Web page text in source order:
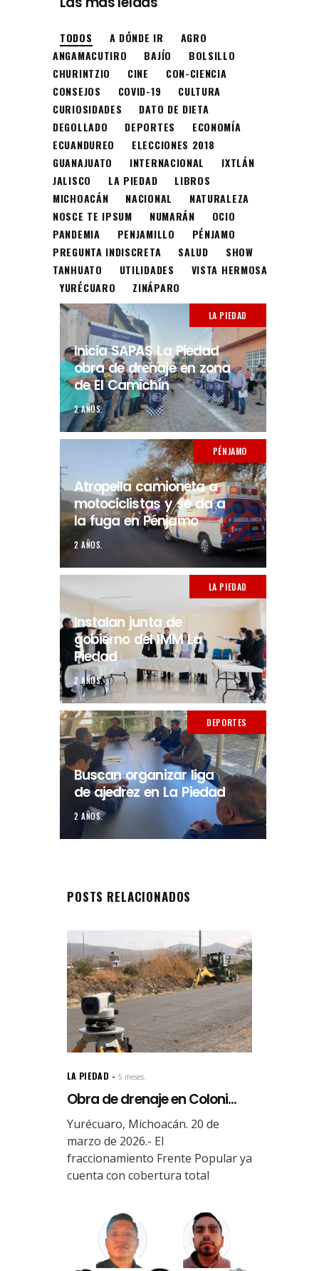
TODOS A DÓNDE IR
AGRO
ANGAMACUTIRO
BAJÍO
BOLSILLO
CHURINTZIO
CINE
CON-CIENCIA
CONSEJOS
COVID-19
CULTURA
CURIOSIDADES
DATO DE DIETA
DEGOLLADO
DEPORTES
ECONOMÍA
ECUANDUREO
ELECCIONES 2018
GUANAJUATO
INTERNACIONAL
IXTLÁN
JALISCO
LA PIEDAD
LIBROS
MICHOACÁN
NACIONAL
NATURALEZA
NOSCE TE IPSUM
NUMARÁN
OCIO
PANDEMIA
PENJAMILLO
PÉNJAMO
PREGUNTA INDISCRETA
SALUD
SHOW
TANHUATO
UTILIDADES
VISTA HERMOSA
YURÉCUARO
ZINÁPARO
LA PIEDAD
Inicia SAPAS La Piedad
obra de drenaje en zona
de El Camichín
2 AÑOS.
PÉNJAMO
Atropella camioneta a
motociclistas y se da a
la fuga en Pénjamo
2 AÑOS.
LA PIEDAD
Instalan junta de
gobierno del IMM La
Piedad
2 AÑOS.
DEPORTES
Buscan organizar liga
de ajedrez en La Piedad
2 AÑOS.
POSTS RELACIONADOS
LA PIEDAD 5 meses.
Obra de drenaje en Coloni...
Yurécuaro, Michoacán. 20 de
marzo de 2026.- El
fraccionamiento Frente Popular ya
cuenta con cobertura total